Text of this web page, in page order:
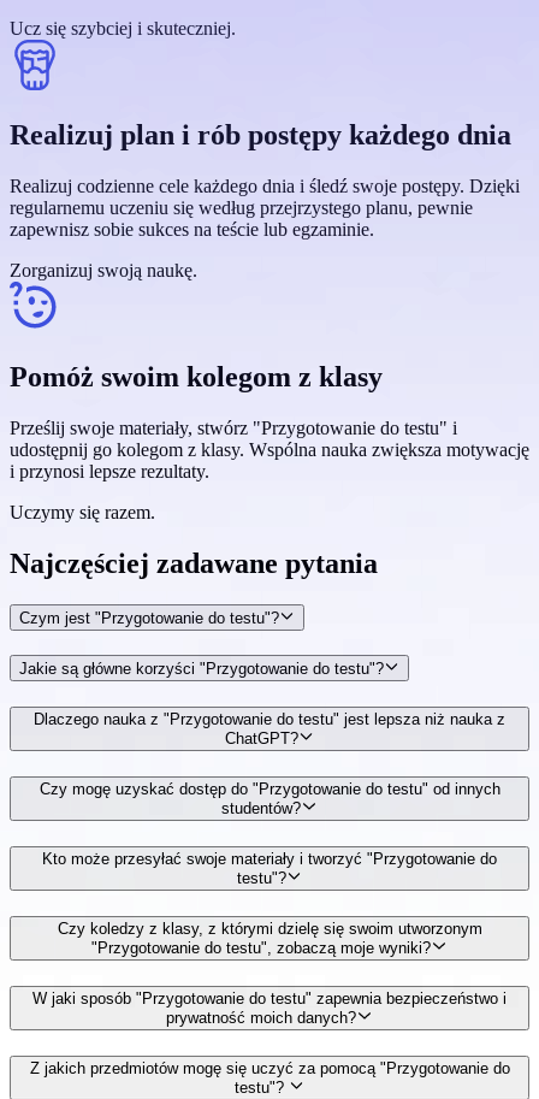
Ucz się szybciej i skuteczniej.
Realizuj plan i rób postępy każdego dnia
Realizuj codzienne cele każdego dnia i śledź swoje postępy. Dzięki
regularnemu uczeniu się według przejrzystego planu, pewnie
zapewnisz sobie sukces na teście lub egzaminie.
Zorganizuj swoją naukę.
Pomóż swoim kolegom z klasy
Prześlij swoje materiały, stwórz "Przygotowanie do testu" i
udostępnij go kolegom z klasy. Wspólna nauka zwiększa motywację
i przynosi lepsze rezultaty.
Uczymy się razem.
Najczęściej zadawane pytania
Czym jest "Przygotowanie do testu"?
Jakie są główne korzyści "Przygotowanie do testu"?
Dlaczego nauka z "Przygotowanie do testu" jest lepsza niż nauka z
ChatGPT?
Czy mogę uzyskać dostęp do "Przygotowanie do testu" od innych
studentów?
Kto może przesyłać swoje materiały i tworzyć "Przygotowanie do
testu"?
Czy koledzy z klasy, z którymi dzielę się swoim utworzonym
"Przygotowanie do testu", zobaczą moje wyniki?
W jaki sposób "Przygotowanie do testu" zapewnia bezpieczeństwo i
prywatność moich danych?
Z jakich przedmiotów mogę się uczyć za pomocą "Przygotowanie do
testu"?